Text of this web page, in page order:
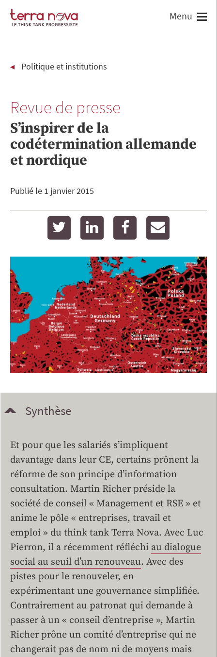
Politique et institutions
Revue de presse
S’inspirer de la
codétermination allemande
et nordique
Publié le 1 janvier 2015
twitter linkedin facebook
Synthèse
Et pour que les salariés s’impliquent
davantage dans leur CE, certains prônent la
réforme de son principe d’information
consultation. Martin Richer préside la
société de conseil « Management et RSE » et
anime le pôle « entreprises, travail et
emploi » du think tank Terra Nova. Avec Luc
Pierron, il a récemment réfléchi au dialogue
social au seuil d’un renouveau. Avec des
pistes pour le renouveler, en
expérimentant une gouvernance simplifiée.
Contrairement au patronat qui demande à
passer à un « conseil d’entreprise », Martin
Richer prône un comité d’entreprise qui ne
changerait pas de nom ni de moyens mais